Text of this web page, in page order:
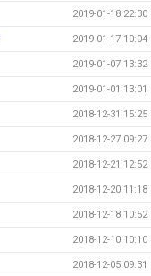
2019-01-18 22:30
2019-01-17 10:04
2019-01-07 13:32
2019-01-01 13:01
2018-12-31 15:25
2018-12-27 09:27
2018-12-21 12:52
2018-12-20 11:18
2018-12-18 10:52
2018-12-10 10:10
2018-12-05 09:31